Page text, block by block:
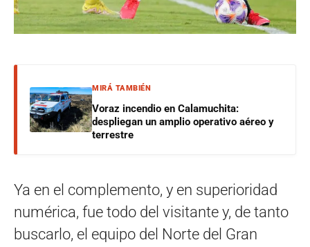
MIRÁ TAMBIÉN
Voraz incendio en Calamuchita:
despliegan un amplio operativo aéreo y
terrestre
Ya en el complemento, y en superioridad
numérica, fue todo del visitante y, de tanto
buscarlo, el equipo del Norte del Gran